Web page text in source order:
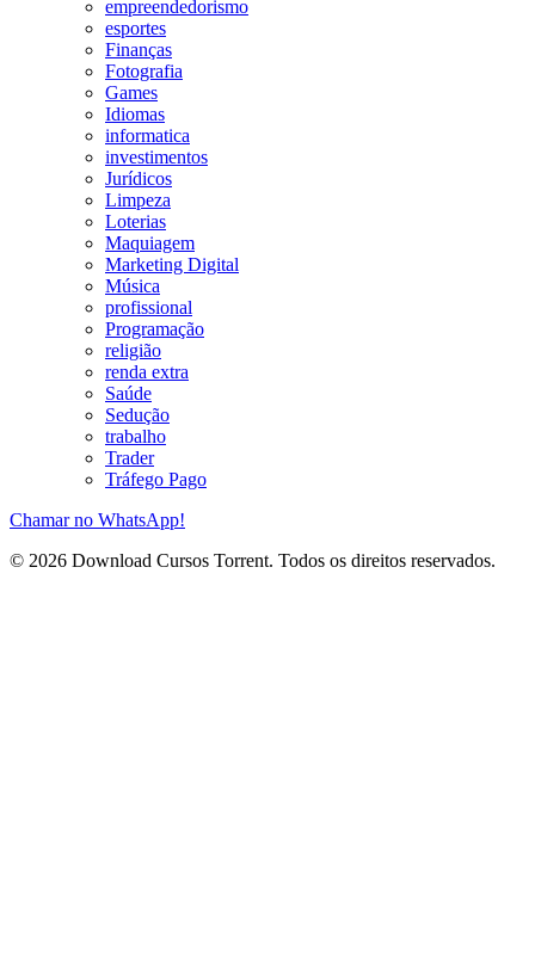
empreendedorismo
esportes
Finanças
Fotografia
Games
Idiomas
informatica
investimentos
Jurídicos
Limpeza
Loterias
Maquiagem
Marketing Digital
Música
profissional
Programação
religião
renda extra
Saúde
Sedução
trabalho
Trader
Tráfego Pago
Chamar no WhatsApp!
© 2026 Download Cursos Torrent. Todos os direitos reservados.